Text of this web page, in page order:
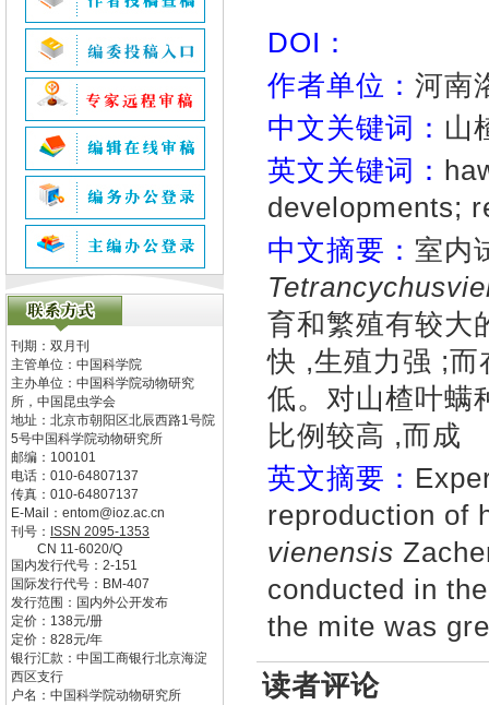
刊期：双月刊
主管单位： 中国科学院
主办单位： 中国科学院动物研究
所，中国昆虫学会
地址： 北京市朝阳区北辰西路1号院
5号中国科学院动物研究所
邮编： 100101
电话： 010-64807137
传真： 010-64807137
E-Mail： entom@ioz.ac.cn
刊号： ISSN 2095-1353
CN 11-6020/Q
国内发行代号： 2-151
国际发行代号： BM-407
发行范围：国内外公开发布
定价： 138元/册
定价： 828元/年
银行汇款：中国工商银行北京海淀
西区支行
户名：中国科学院动物研究所
DOI：
作者单位： 河南
中文关键词： 山
英文关键词：
developments;
中文摘要： 室内
育和繁殖有较大
快 ,生殖力强 ;而
低。对山楂叶螨
比例较高 ,而成
英文摘要：
reproduction of
vienensis
conducted in
the mite was
读者评论